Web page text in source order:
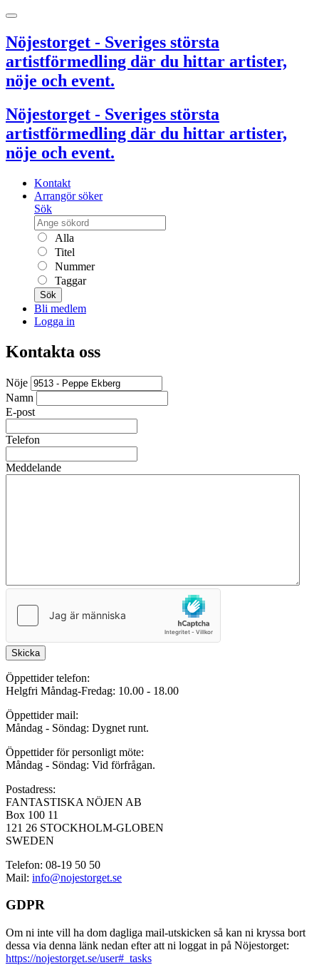
Nöjestorget - Sveriges största
artistförmedling där du hittar artister,
nöje och event.
Nöjestorget - Sveriges största
artistförmedling där du hittar artister,
nöje och event.
Kontakt
Arrangör söker
Sök
Alla
Titel
Nummer
Taggar
Sök
Bli medlem
Logga in
Kontakta oss
Nöje
Namn
E-post
Telefon
Meddelande
Skicka
Öppettider telefon:
Helgfri Måndag-Fredag: 10.00 - 18.00
Öppettider mail:
Måndag - Söndag: Dygnet runt.
Öppettider för personligt möte:
Måndag - Söndag: Vid förfrågan.
Postadress:
FANTASTISKA NÖJEN AB
Box 100 11
121 26 STOCKHOLM-GLOBEN
SWEDEN
Telefon: 08-19 50 50
Mail: info@nojestorget.se
GDPR
Om ni inte vill ha dom dagliga mail-utskicken så kan ni kryssa bort
dessa via denna länk nedan efter att ni loggat in på Nöjestorget:
https://nojestorget.se/user#_tasks